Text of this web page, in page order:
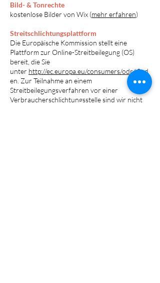
Bild- & Tonrechte
kostenlose Bilder von Wix (mehr erfahren)
Streitschlichtungsplattform
Die Europäische Kommission stellt eine
Plattform zur Online-Streitbeilegung (OS)
bereit, die Sie
unter http://ec.europa.eu/consumers/odr/find
en. Zur Teilnahme an einem
Streitbeilegungsverfahren vor einer
Verbraucherschlichtungsstelle sind wir nicht